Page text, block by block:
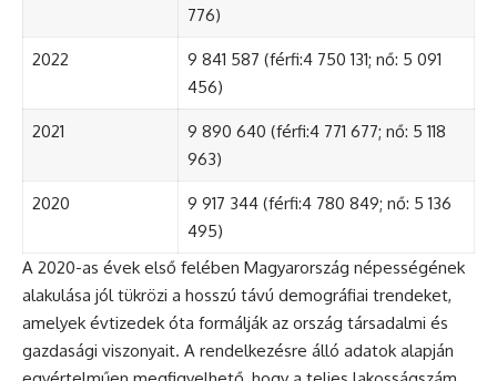
776)
2022
9 841 587 (férfi:4 750 131; nő: 5 091
456)
2021
9 890 640 (férfi:4 771 677; nő: 5 118
963)
2020
9 917 344 (férfi:4 780 849; nő: 5 136
495)
A 2020-as évek első felében Magyarország népességének
alakulása jól tükrözi a hosszú távú demográfiai trendeket,
amelyek évtizedek óta formálják az ország társadalmi és
gazdasági viszonyait. A rendelkezésre álló adatok alapján